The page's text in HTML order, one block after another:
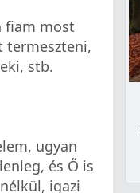
fiam most
termeszteni,
stb.
ugyan
és Ő is
igazi